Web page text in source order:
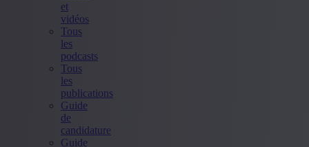
et
vidéos
Tous
les
podcasts
Tous
les
publications
Guide
de
candidature
Guide